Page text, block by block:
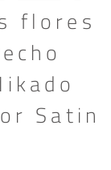
flores
Satin